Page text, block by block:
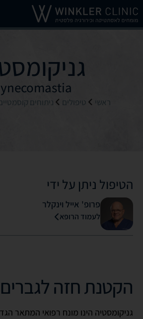
ראשי טיפולים ניתוחים
הטיפול ניתן על ידי
פרופ' אייל וינקלר
לעמוד הרופא
הקטנת חזה לגברים
גניקומסטיה הינו מונח רפואי המתאר